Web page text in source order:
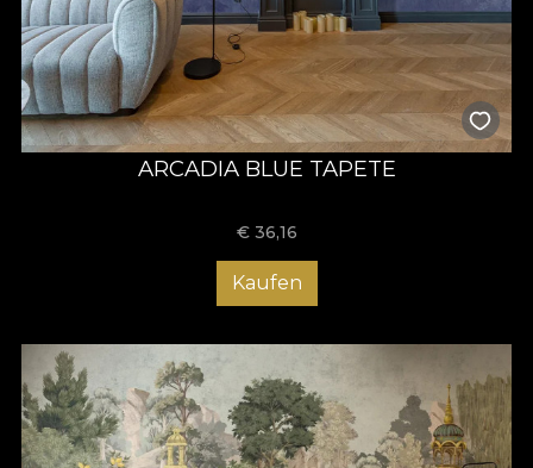
ARCADIA BLUE TAPETE
€ 36,16
Kaufen